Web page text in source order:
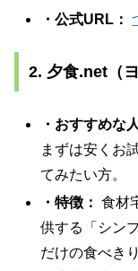
・公式URL：
2. 夕食.net（ヨ
・おすすめな
まずは安くお
てみたい方。
・特徴： 食材
供する「シン
だけの食べき